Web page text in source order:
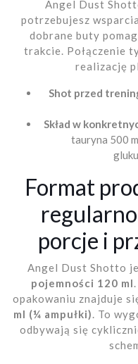
Angel Dust
potrzebujesz
dobrane buty
trakcie. Połączenie
realizację
Shot przed
Skład w
tauryna 500
Format
porcje i
Angel Dust Shotto
pojemności 120 ml
opakowaniu znajduje
ml (¼ ampułki) . To
odbywają się